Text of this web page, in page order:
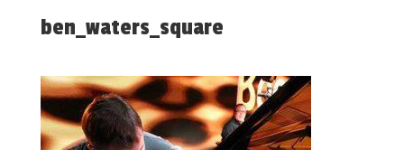
ben_waters_square